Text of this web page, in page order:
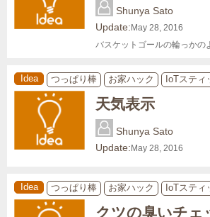
Shunya Sato
Update: May 28, 2016
バスケットゴールの輪っかの
Idea つっぱり棒 お家ハック IoTスティ
天気表示
Shunya Sato
Update: May 28, 2016
Idea つっぱり棒 お家ハック IoTスティ
クツの臭いチェ